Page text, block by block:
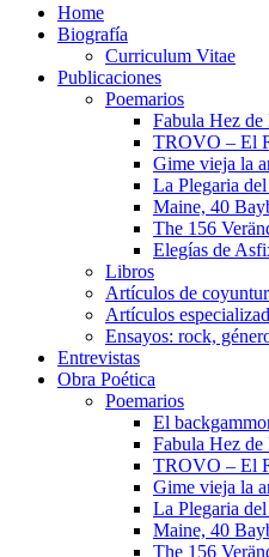
Home
Biografía
Curriculum Vitae​
Publicaciones
Poemarios
Fabula Hez
TROVO – El
Gime vieja la
La Plegaria
Maine, 40
The 156
Elegías de
Libros
Artículos de
Artículos
Ensayos: rock,
Entrevistas
Obra Poética
Poemarios
El
Fabula Hez
TROVO – El
Gime vieja la
La Plegaria
Maine, 40
The 156